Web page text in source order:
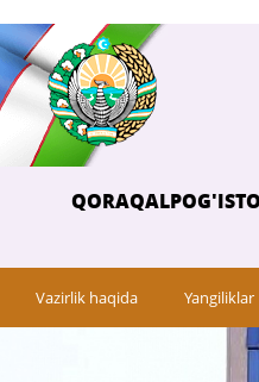
Vazirlik haqida Yangiliklar